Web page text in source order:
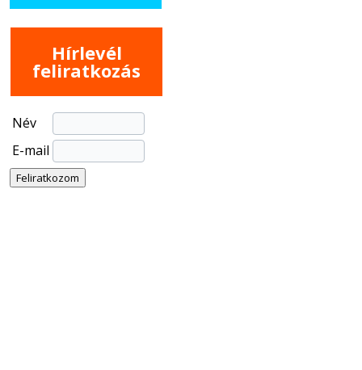
Hírlevél
feliratkozás
Név
E-mail